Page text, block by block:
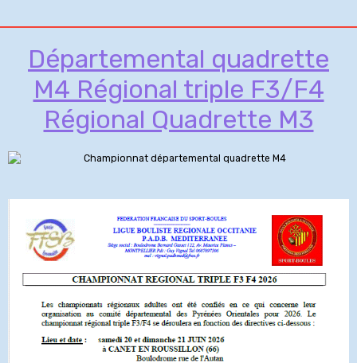
Départemental quadrette
M4 Régional triple F3/F4
Régional Quadrette M3